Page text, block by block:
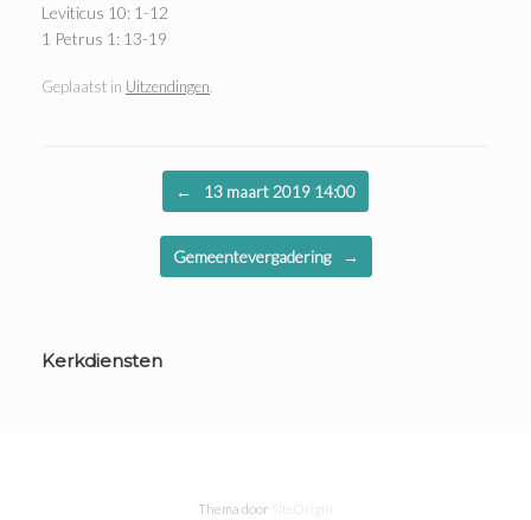
Leviticus 10: 1-12
1 Petrus 1: 13-19
Geplaatst in Uitzendingen
← 13 maart 2019 14:00
Gemeentevergadering →
Kerkdiensten
Thema door SiteOrigin